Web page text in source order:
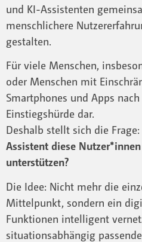
und KI-Assistenten
menschlichere
gestalten.
Für viele Menschen,
oder Menschen mit
Smartphones und Apps
Einstiegshürde dar.
Deshalb stellt sich die Frage:
Assistent diese
unterstützen?
Die Idee: Nicht mehr die
Mittelpunkt, sondern ein
Funktionen intelligent
situationsabhängig